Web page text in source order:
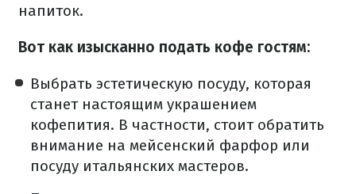
напиток.
Вот как изысканно подать кофе гостям:
Выбрать эстетическую посуду, которая
станет настоящим украшением
кофепития. В частности, стоит обратить
внимание на мейсенский фарфор или
посуду итальянских мастеров.